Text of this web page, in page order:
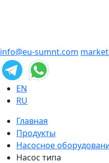
info@eu-sumnt.com
EN
RU
Главная
Продукты
Насосное
Насос типа